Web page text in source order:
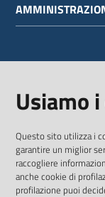
SEGUICI SU
Twitter
Usiamo
Questo sito utilizza i
garantire un miglior
raccogliere
anche cookie di
profilazione puoi